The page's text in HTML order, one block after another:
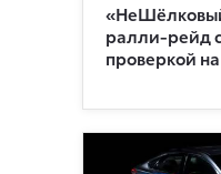
ралли-рейд
проверкой